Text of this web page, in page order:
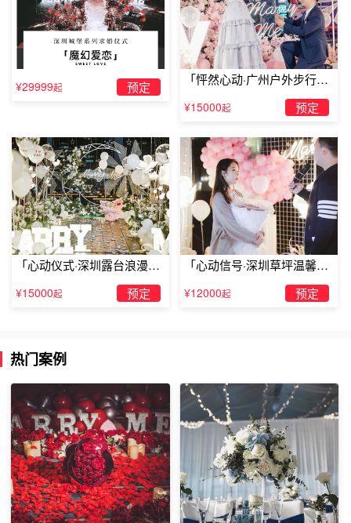
让我们一生相伴，嫁给我，好吗?我爱你!
你允许我将这枚乐维斯钻戒，戴在你的左手无名指上
亲爱的，你知道你的出现，对于我的人生来说，有着多
么大的意义吗?你就像阳光，照亮了我整个世界，温暖了我
整个生命，一直想对你说一声，谢谢。谢谢你来到我的身
边，谢谢你愿意陪在我的身边，当然也谢谢你愿意爱我。在
今后的日子里，我会更加的珍惜你，更加的爱你，也会永远
的尊重你，保护你，陪你高兴，陪你难过，陪你度过每一个
我会像乐维斯一样，对爱情忠贞到底
宝贝，对你的爱，我可能无法用言语表达，所以我选择
了乐维斯钻戒。你知道吗?乐维斯一生只能定制一次，而我
¥29999起 预定
「怦然心动·广州户外步行街
¥15000起 预定
「心动仪式·深圳露台浪漫求
婚」
¥15000起 预定
「心动信号·深圳草坪温馨求
婚」
¥12000起 预定
热门案例